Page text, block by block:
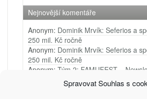
Spravovat Souhlas s
Nejnovější komentáře
Anonym: Dominik Mrvík: Seferios a
250 mil. Kč ročně
Anonym: Dominik Mrvík: Seferios a
250 mil. Kč ročně
Anonym: Tým 2: FAMUFEST –
Tým 1: Ji.hlava – Newsletter
Tým 4: Very Merry Arts – PR